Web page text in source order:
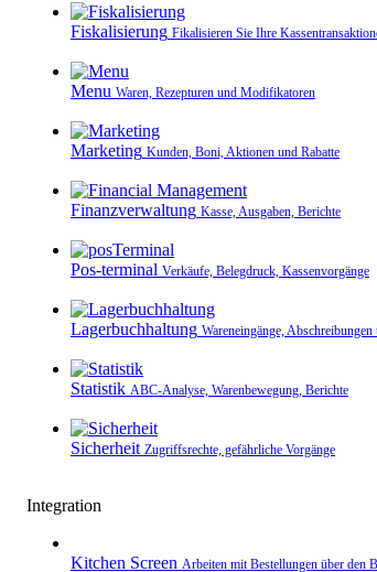
Fiskalisierung Fikalisieren Sie Ihre
Menu Waren, Rezepturen und Modifikatoren
Marketing Kunden, Boni, Aktionen und Rabatte
Finanzverwaltung Kasse, Ausgaben, Berichte
Pos-terminal Verkäufe, Belegdruck, Kassenvorgänge
Lagerbuchhaltung Wareneingänge,
Statistik ABC-Analyse, Warenbewegung, Berichte
Sicherheit Zugriffsrechte, gefährliche Vorgänge
Integration
Kitchen Screen Arbeiten mit Bestellungen über den